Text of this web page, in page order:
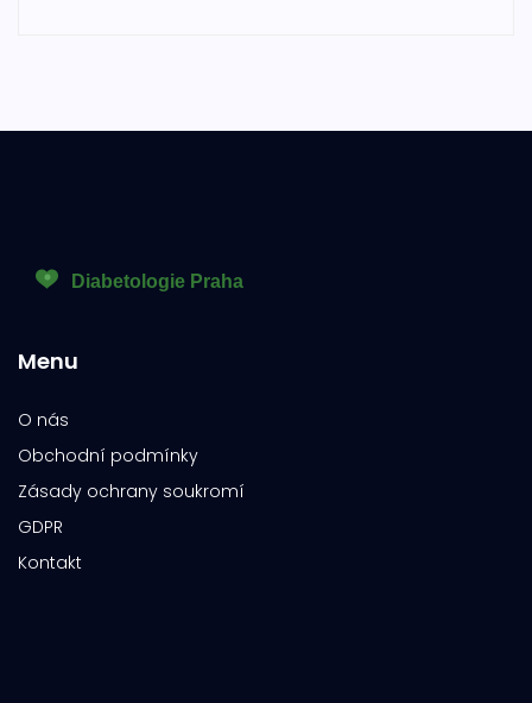
Menu
O nás
Obchodní podmínky
Zásady ochrany soukromí
GDPR
Kontakt